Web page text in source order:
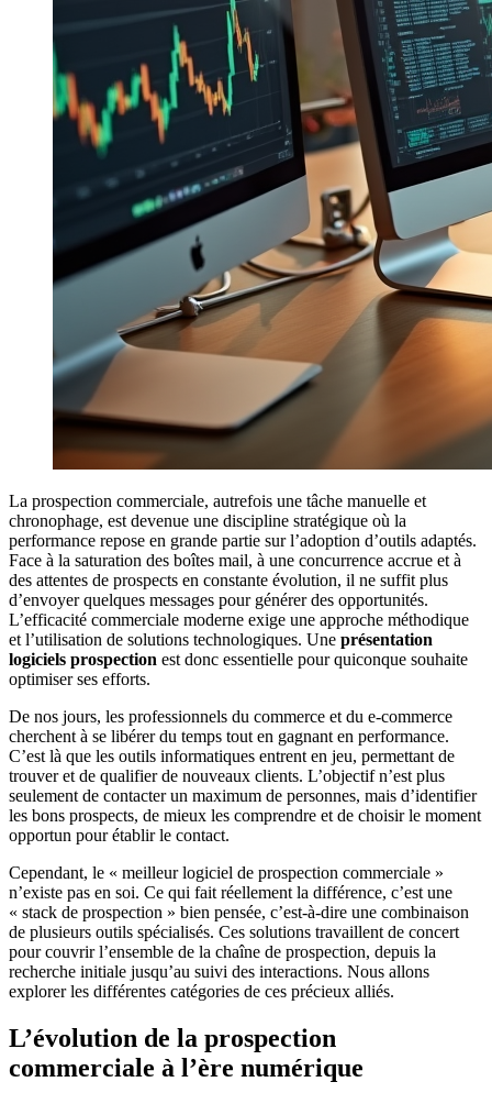
La prospection commerciale, autrefois une tâche manuelle et
chronophage, est devenue une discipline stratégique où la
performance repose en grande partie sur l’adoption d’outils adaptés.
Face à la saturation des boîtes mail, à une concurrence accrue et à
des attentes de prospects en constante évolution, il ne suffit plus
d’envoyer quelques messages pour générer des opportunités.
L’efficacité commerciale moderne exige une approche méthodique
et l’utilisation de solutions technologiques. Une présentation
logiciels prospection est donc essentielle pour quiconque souhaite
optimiser ses efforts.
De nos jours, les professionnels du commerce et du e-commerce
cherchent à se libérer du temps tout en gagnant en performance.
C’est là que les outils informatiques entrent en jeu, permettant de
trouver et de qualifier de nouveaux clients. L’objectif n’est plus
seulement de contacter un maximum de personnes, mais d’identifier
les bons prospects, de mieux les comprendre et de choisir le moment
opportun pour établir le contact.
Cependant, le « meilleur logiciel de prospection commerciale »
n’existe pas en soi. Ce qui fait réellement la différence, c’est une
« stack de prospection » bien pensée, c’est-à-dire une combinaison
de plusieurs outils spécialisés. Ces solutions travaillent de concert
pour couvrir l’ensemble de la chaîne de prospection, depuis la
recherche initiale jusqu’au suivi des interactions. Nous allons
explorer les différentes catégories de ces précieux alliés.
L’évolution de la prospection
commerciale à l’ère numérique